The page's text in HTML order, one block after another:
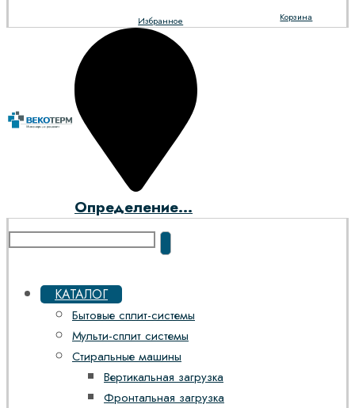
Корзина
Избранное
Определение...
КАТАЛОГ
Бытовые сплит-системы
Мульти-сплит системы
Стиральные машины
Вертикальная загрузка
Фронтальная загрузка